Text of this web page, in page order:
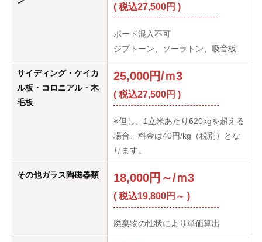
( 税込27,500円 )
ボード混入不可
ジプトーン、ソーラトン、吸音板
サイディング・ケイカ
ル板・コロニアル・木
毛板
25,000円/ｍ3
( 税込27,500円 )
※但し、1立米あたり620kgを超える
場合、料金は40円/kg（税別）とな
ります。
その他ガラス陶磁器類 18,000円～/ｍ3
( 税込19,800円～ )
廃棄物の性状により単価算出